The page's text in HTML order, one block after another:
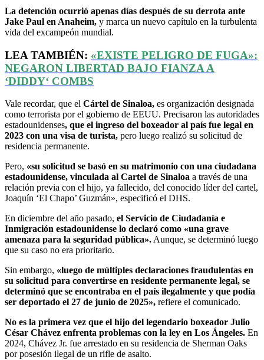
La detención ocurrió apenas días después de su derrota ante
Jake Paul en Anaheim, y marca un nuevo capítulo en la turbulenta
vida del excampeón mundial.
LEA TAMBIÉN: «EXISTE PELIGRO DE FUGA»:
NEGARON LIBERTAD BAJO FIANZA A
‘DIDDY‘ COMBS
Vale recordar, que el Cártel de Sinaloa, es organización designada
como terrorista por el gobierno de EEUU. Precisaron las autoridades
estadounidenses, que el ingreso del boxeador al país fue legal en
2023 con una visa de turista, pero luego realizó su solicitud de
residencia permanente.
Pero, «su solicitud se basó en su matrimonio con una ciudadana
estadounidense, vinculada al Cartel de Sinaloa a través de una
relación previa con el hijo, ya fallecido, del conocido líder del cartel,
Joaquín ‘El Chapo’ Guzmán», especificó el DHS.
En diciembre del año pasado, el Servicio de Ciudadanía e
Inmigración estadounidense lo declaró como «una grave
amenaza para la seguridad pública». Aunque, se determinó luego
que su caso no era prioritario.
Sin embargo, «luego de múltiples declaraciones fraudulentas en
su solicitud para convertirse en residente permanente legal, se
determinó que se encontraba en el país ilegalmente y que podía
ser deportado el 27 de junio de 2025», refiere el comunicado.
No es la primera vez que el hijo del legendario boxeador Julio
César Chávez enfrenta problemas con la ley en Los Ángeles. En
2024, Chávez Jr. fue arrestado en su residencia de Sherman Oaks
por posesión ilegal de un rifle de asalto.